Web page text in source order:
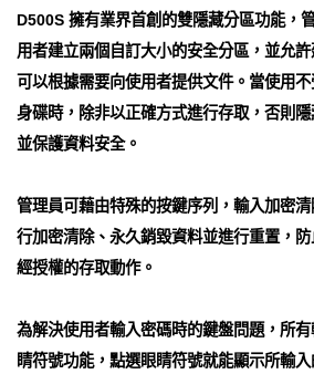
D500S 擁有業界首創的雙隱藏分區功能，
用者建立兩個自訂大小的安全分區，並允許
可以根據需要向使用者提供文件。當使用
身碟時，除非以正確方式進行存取，否則
並保護資料安全。
管理員可藉由特殊的按鍵序列，輸入加密
行加密清除、永久銷毀資料並進行重置，
經授權的存取動作。
為解決使用者輸入密碼時的鍵盤問題，所
睛符號功能，點選眼睛符號就能顯示所輸